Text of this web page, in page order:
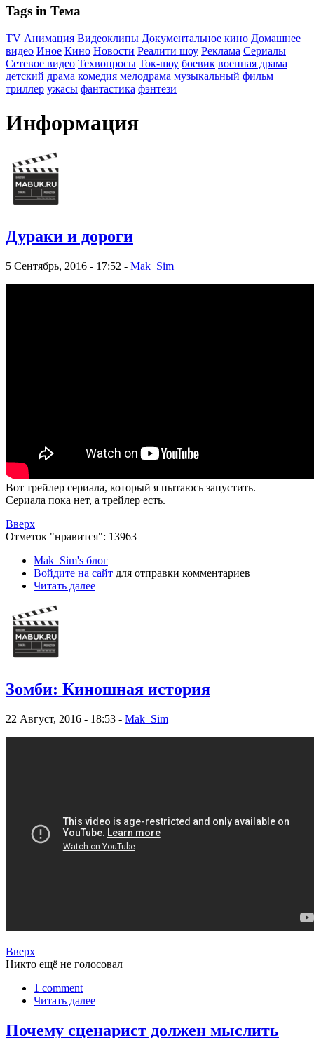
Tags in Тема
TV Анимация Видеоклипы Документальное кино Домашнее
видео Иное Кино Новости Реалити шоу Реклама Сериалы
Сетевое видео Техвопросы Ток-шоу боевик военная драма
детский драма комедия мелодрама музыкальный фильм
триллер ужасы фантастика фэнтези
Информация
Дураки и дороги
5 Сентябрь, 2016 - 17:52 - Mak_Sim
Вот трейлер сериала, который я пытаюсь запустить.
Сериала пока нет, а трейлер есть.
Вверх
Отметок "нравится": 13963
Mak_Sim's блог
Войдите на сайт для отправки комментариев
Читать далее
Зомби: Киношная история
22 Август, 2016 - 18:53 - Mak_Sim
Вверх
Никто ещё не голосовал
1 comment
Читать далее
Почему сценарист должен мыслить